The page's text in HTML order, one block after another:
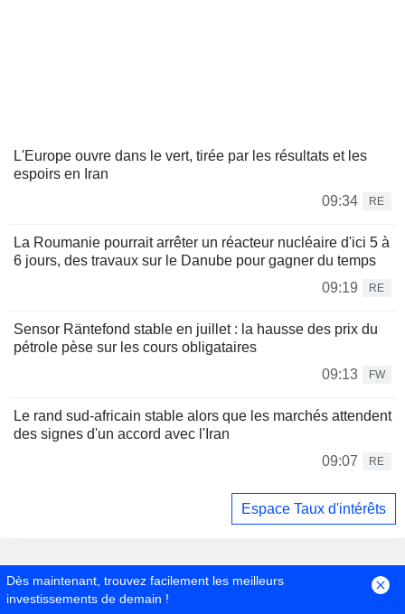
L'Europe ouvre dans le vert, tirée par les résultats et les
espoirs en Iran
09:34
RE
La Roumanie pourrait arrêter un réacteur nucléaire d'ici 5 à
6 jours, des travaux sur le Danube pour gagner du temps
09:19
RE
Sensor Räntefond stable en juillet : la hausse des prix du
pétrole pèse sur les cours obligataires
09:13
FW
Le rand sud-africain stable alors que les marchés attendent
des signes d'un accord avec l'Iran
09:07
RE
Espace Taux d'intérêts
Dès maintenant, trouvez facilement les meilleurs
investissements de demain !